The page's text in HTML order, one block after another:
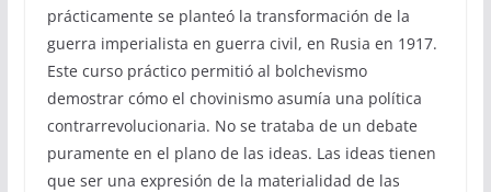
prácticamente se planteó la transformación de la
guerra imperialista en guerra civil, en Rusia en 1917.
Este curso práctico permitió al bolchevismo
demostrar cómo el chovinismo asumía una política
contrarrevolucionaria. No se trataba de un debate
puramente en el plano de las ideas. Las ideas tienen
que ser una expresión de la materialidad de las